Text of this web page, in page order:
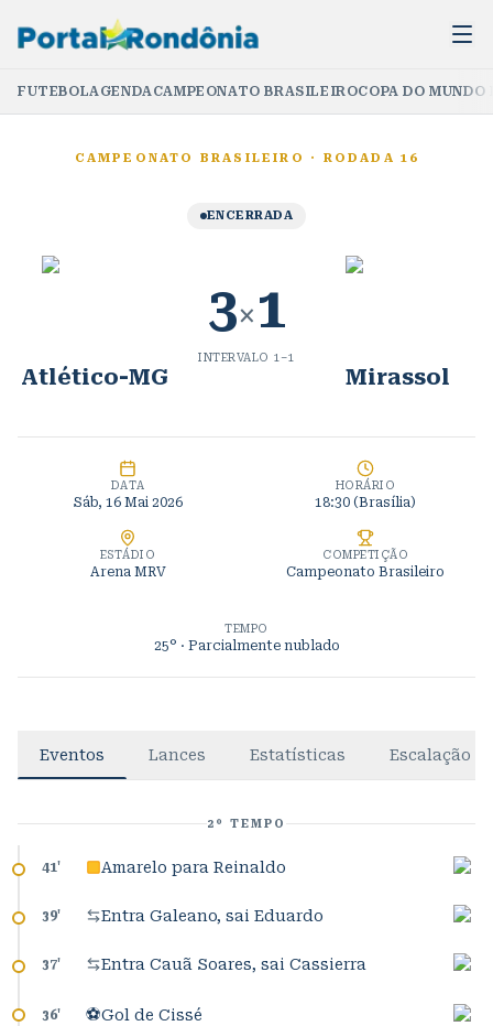
FUTEBOLAGENDACAMPEONATO BRASILEIROCOPA DO
CAMPEONATO BRASILEIRO · RODADA 16
ENCERRADA
Atlético-MG
3×1
INTERVALO 1 –1
Mirassol
DATA
Sáb, 16 Mai 2026
HORÁRIO
18:30 (Brasília)
ESTÁDIO
Arena MRV
COMPETIÇÃO
Campeonato Brasileiro
TEMPO
25° · Parcialmente nublado
Eventos Lances Estatísticas Escalação
2º TEMPO
41' Amarelo para Reinaldo
39' Entra Galeano, sai Eduardo
37' Entra Cauã Soares, sai Cassierra
36' ⚽Gol de Cissé